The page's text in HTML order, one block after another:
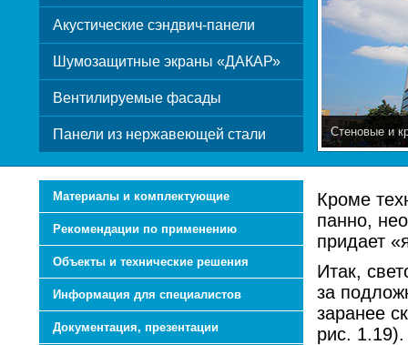
Акустические сэндвич-панели
Шумозащитные экраны «ДАКАР»
Вентилируемые фасады
Панели из нержавеющей стали Стеновые и
Материалы и комплектующие
Рекомендации по применению
Объекты и технические решения
Информация для специалистов
Документация, презентации
Кроме
панно,
придает
Итак,
за
заранее
рис. 1.19).